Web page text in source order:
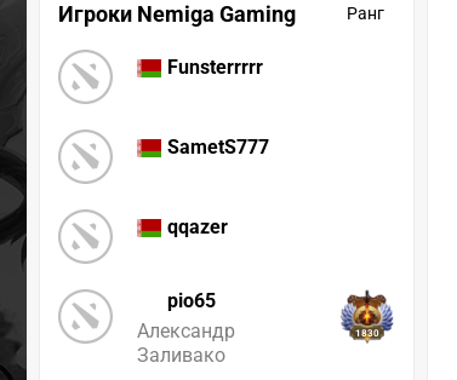
Игроки Nemiga Gaming Ранг
Funsterrrrr
SametS777
qqazer
pio65
Александр
Заливако
1830